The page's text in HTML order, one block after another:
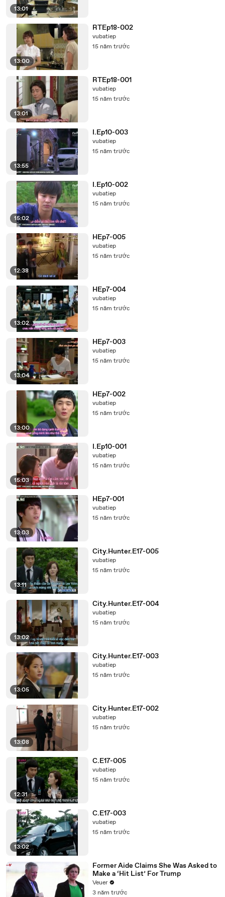
13:01
13:00
RTEp18-002
vubatiep
15 năm trước
13:01
RTEp18-001
vubatiep
15 năm trước
13:55
I.Ep10-003
vubatiep
15 năm trước
15:02
I.Ep10-002
vubatiep
15 năm trước
12:38
HEp7-005
vubatiep
15 năm trước
13:02
HEp7-004
vubatiep
15 năm trước
13:04
HEp7-003
vubatiep
15 năm trước
13:00
HEp7-002
vubatiep
15 năm trước
15:03
I.Ep10-001
vubatiep
15 năm trước
13:03
HEp7-001
vubatiep
15 năm trước
13:11
City.Hunter.E17-005
vubatiep
15 năm trước
13:02
City.Hunter.E17-004
vubatiep
15 năm trước
13:05
City.Hunter.E17-003
vubatiep
15 năm trước
13:08
City.Hunter.E17-002
vubatiep
15 năm trước
12:31
C.E17-005
vubatiep
15 năm trước
13:02
C.E17-003
vubatiep
15 năm trước
Former Aide Claims She Was Asked to
Make a ‘Hit List’ For Trump
Veuer
3 năm trước